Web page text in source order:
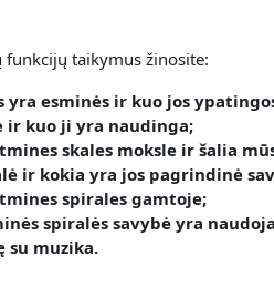
funkcijų taikymus žinosite:
yra esminės ir kuo jos
ir kuo ji yra naudinga;
skales moksle ir šalia
ir kokia yra jos pagrindinė
spirales gamtoje;
spiralės savybė yra
su muzika.